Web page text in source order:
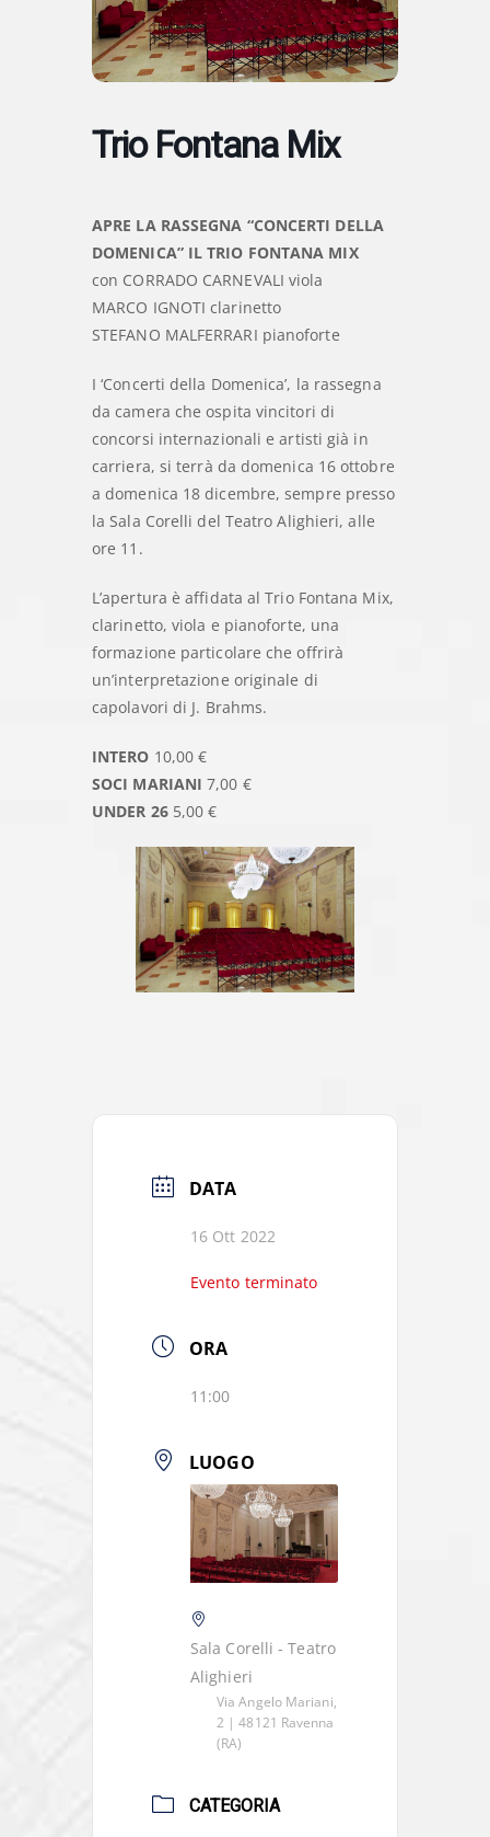
Trio Fontana Mix
APRE LA RASSEGNA “CONCERTI DELLA
DOMENICA” IL TRIO FONTANA MIX
con CORRADO CARNEVALI viola
MARCO IGNOTI clarinetto
STEFANO MALFERRARI pianoforte
I ‘Concerti della Domenica’, la rassegna
da camera che ospita vincitori di
concorsi internazionali e artisti già in
carriera, si terrà da domenica 16 ottobre
a domenica 18 dicembre, sempre presso
la Sala Corelli del Teatro Alighieri, alle
ore 11.
L’apertura è affidata al Trio Fontana Mix,
clarinetto, viola e pianoforte, una
formazione particolare che offrirà
un’interpretazione originale di
capolavori di J. Brahms.
INTERO 10,00 €
SOCI MARIANI 7,00 €
UNDER 265,00 €
DATA
16 Ott 2022
Evento terminato
ORA
11:00
LUOGO
Sala Corelli - Teatro
Alighieri
Via Angelo Mariani,
2 | 48121 Ravenna
(RA)
CATEGORIA